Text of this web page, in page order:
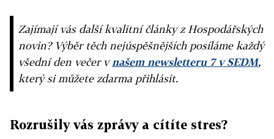
Zajímají vás další kvalitní články z Hospodářských
novin? Výběr těch nejúspěšnějších posíláme každý
všední den večer vnašem newsletteru 7 v SEDM,
který si můžete zdarma přihlásit.
Rozrušily vás zprávy a cítíte stres?